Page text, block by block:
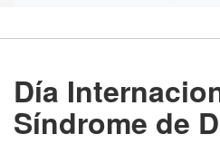
Día
Síndrome de